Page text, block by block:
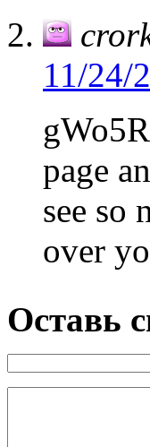
11/24/
page
see
over
Оставь